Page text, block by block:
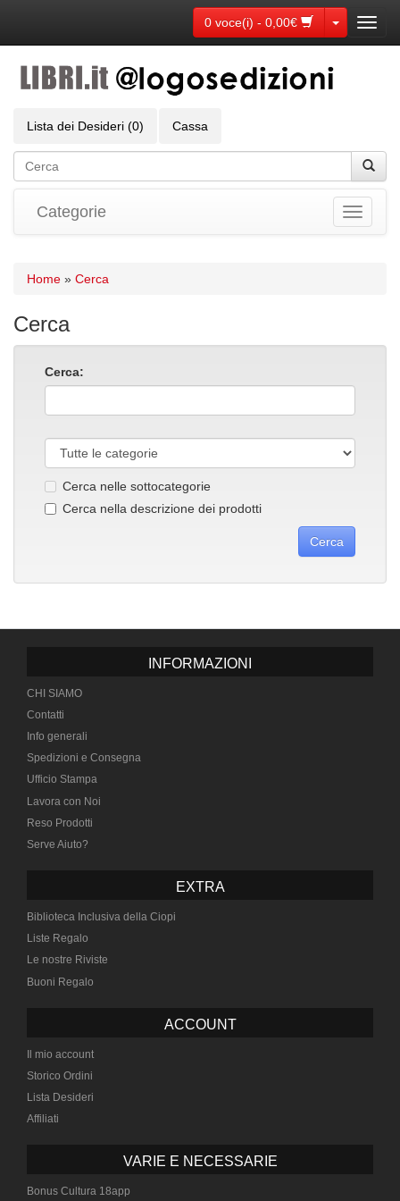
0 voce(i) - 0,00€ Toggle
Lista dei Desideri (0) Cassa
Toggle
Categorie
Home » Cerca
Cerca
Cerca:
Cerca nelle sottocategorie
Cerca nella descrizione dei prodotti
INFORMAZIONI
CHI SIAMO
Contatti
Info generali
Spedizioni e Consegna
Ufficio Stampa
Lavora con Noi
Reso Prodotti
Serve Aiuto?
EXTRA
Biblioteca Inclusiva della Ciopi
Liste Regalo
Le nostre Riviste
Buoni Regalo
ACCOUNT
Il mio account
Storico Ordini
Lista Desideri
Affiliati
VARIE E NECESSARIE
Bonus Cultura 18app